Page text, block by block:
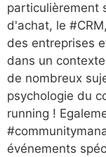
particulièrement
d'achat, le
des entreprises
dans un
de nombreux
psychologie du
running !
événements